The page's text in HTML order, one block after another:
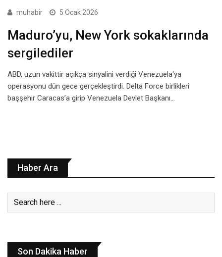
muhabir 5 Ocak 2026
Maduro’yu, New York sokaklarında
sergilediler
ABD, uzun vakittir açıkça sinyalini verdiği Venezuela‘ya
operasyonu dün gece gerçekleştirdi. Delta Force birlikleri
başşehir Caracas’a girip Venezuela Devlet Başkanı…
Haber Ara
Son Dakika Haber